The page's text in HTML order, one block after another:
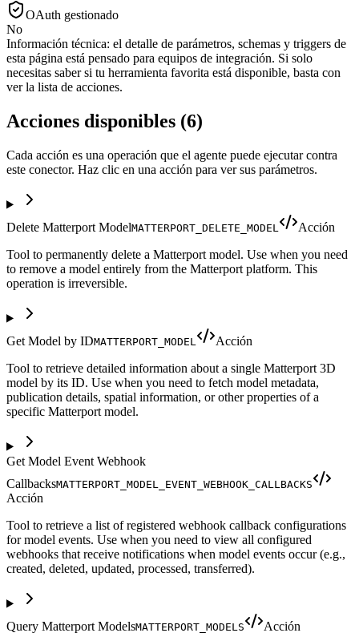
OAuth gestionado
No
Información técnica: el detalle de parámetros, schemas y triggers de
esta página está pensado para equipos de integración. Si solo
necesitas saber si tu herramienta favorita está disponible, basta con
ver la lista de acciones.
Acciones disponibles (6)
Cada acción es una operación que el agente puede ejecutar contra
este conector. Haz clic en una acción para ver sus parámetros.
Delete Matterport ModelMATTERPORT_DELETE_MODEL
Acción
Tool to permanently delete a Matterport model. Use when you need
to remove a model entirely from the Matterport platform. This
operation is irreversible.
Get Model by IDMATTERPORT_MODEL
Acción
Tool to retrieve detailed information about a single Matterport 3D
model by its ID. Use when you need to fetch model metadata,
publication details, spatial information, or other properties of a
specific Matterport model.
Get Model Event Webhook
CallbacksMATTERPORT_MODEL_EVENT_WEBHOOK_CALLBACKS
Acción
Tool to retrieve a list of registered webhook callback configurations
for model events. Use when you need to view all configured
webhooks that receive notifications when model events occur (e.g.,
created, deleted, updated, processed, transferred).
Query Matterport ModelsMATTERPORT_MODELS
Acción